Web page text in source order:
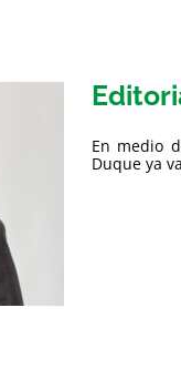
En medio
Duque ya